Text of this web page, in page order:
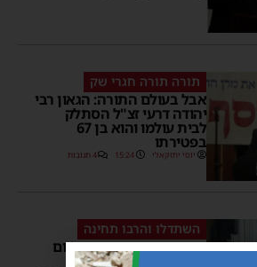
תורה תורה חגרי שק
אבל בעולם התורה: הגאון רבי
יהודה דרעי זצ"ל הסתלק
לבית עולמו והוא בן 67
בפטירתו
יוסי יחזקאלי 15:24 4 תגובות
השתדלו והרבו תחינה
בעקבות המצב הקשה: ‘יום
תענית דיבור’ ותפילות